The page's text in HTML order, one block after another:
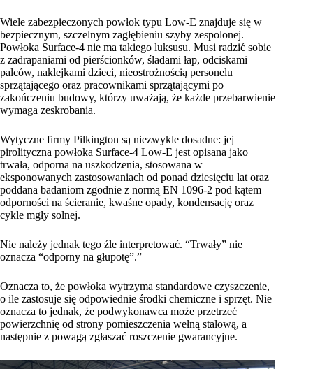
Wiele zabezpieczonych powłok typu Low-E znajduje się w
bezpiecznym, szczelnym zagłębieniu szyby zespolonej.
Powłoka Surface-4 nie ma takiego luksusu. Musi radzić sobie
z zadrapaniami od pierścionków, śladami łap, odciskami
palców, naklejkami dzieci, nieostrożnością personelu
sprzątającego oraz pracownikami sprzątającymi po
zakończeniu budowy, którzy uważają, że każde przebarwienie
wymaga zeskrobania.
Wytyczne firmy Pilkington są niezwykle dosadne: jej
pirolityczna powłoka Surface-4 Low-E jest opisana jako
trwała, odporna na uszkodzenia, stosowana w
eksponowanych zastosowaniach od ponad dziesięciu lat oraz
poddana badaniom zgodnie z normą EN 1096-2 pod kątem
odporności na ścieranie, kwaśne opady, kondensację oraz
cykle mgły solnej.
Nie należy jednak tego źle interpretować. “Trwały” nie
oznacza “odporny na głupotę”.”
Oznacza to, że powłoka wytrzyma standardowe czyszczenie,
o ile zastosuje się odpowiednie środki chemiczne i sprzęt. Nie
oznacza to jednak, że podwykonawca może przetrzeć
powierzchnię od strony pomieszczenia wełną stalową, a
następnie z powagą zgłaszać roszczenie gwarancyjne.